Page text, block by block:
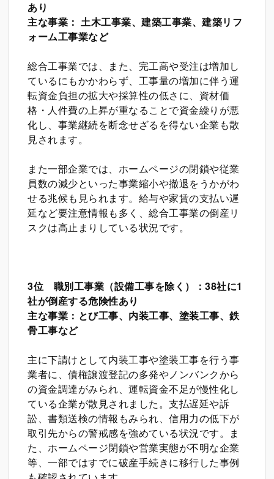
あり
主な事業： 土木工事業、建築工事業、建築リフ
ォーム工事業など
総合工事業では、また、完工高や受注は増加し
ているにもかかわらず、工事量の増加に伴う運
転資金負担の拡大や採算性の低さに、資材価
格・人件費の上昇が重なることで資金繰りが悪
化し、事業継続を断念せざるを得ない企業も散
見されます。
また一部企業では、ホームページの閉鎖や従業
員数の減少といった事業縮小や撤退をうかがわ
せる兆候も見られます。給与や家賃の支払い遅
延など要注意情報も多く、総合工事業の倒産リ
スクは高止まりしている状況です。
3位 職別工事業（設備工事を除く）：38社に1
社が倒産する危険性あり
主な事業：とび工事、内装工事、塗装工事、鉄
骨工事など
主に下請けとして内装工事や塗装工事を行う事
業者に、債権譲渡登記の多発やノンバンクから
の資金調達がみられ、運転資金不足が慢性化し
ている企業が散見されました。支払遅延や訴
訟、書類送検の情報もみられ、信用力の低下が
取引先からの警戒感を強めている状況です。ま
た、ホームページ閉鎖や営業実態が不明な企業
等、一部ではすでに破産手続きに移行した事例